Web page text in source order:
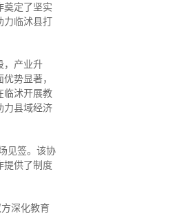
奠定了坚实
力临沭县打
，产业升
势显著，
临沭开展教
力县域经济
见签。该协
提供了制度
深化教育